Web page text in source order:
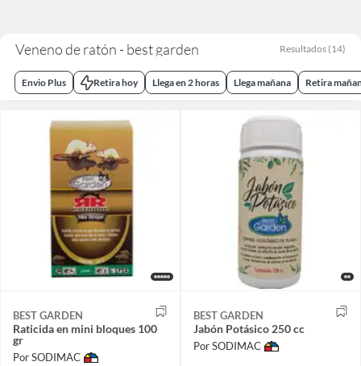
Veneno de ratón - best garden Resultados (14)
Envio Plus Retira hoy Llega en 2 horas Llega mañana Retira
BEST GARDEN
Raticida en mini bloques 100
gr
Por SODIMAC
BEST GARDEN
Jabón Potásico 250 cc
Por SODIMAC